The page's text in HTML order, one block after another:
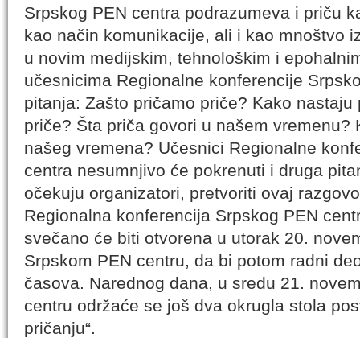
Srpskog PEN centra podrazumeva i priču
kao način komunikacije, ali i kao mnoštvo
u novim medijskim, tehnološkim i
učesnicima Regionalne konferencije
pitanja: Zašto pričamo priče? Kako nastaju
priče? Šta priča govori u našem vremenu?
našeg vremena? Učesnici Regionalne
centra nesumnjivo će pokrenuti i druga
očekuju organizatori, pretvoriti ovaj
Regionalna konferencija Srpskog PEN
svečano će biti otvorena u utorak 20.
Srpskom PEN centru, da bi potom radni
časova. Narednog dana, u sredu 21.
centru održaće se još dva okrugla stola
pričanju“.